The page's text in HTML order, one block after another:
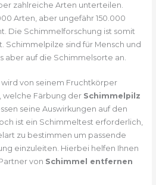
zahlreiche Arten unterteilen.
Arten, aber ungefähr 150.000
Die Schimmelforschung ist somit
Schimmelpilze sind für Mensch und
aber auf die Schimmelsorte an.
von seinem Fruchtkörper
Färbung der Schimmelpilz
seine Auswirkungen auf den
ist ein Schimmeltest erforderlich,
zu bestimmen um passende
einzuleiten. Hierbei helfen Ihnen
von Schimmel entfernen